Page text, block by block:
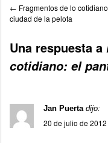
← Fragmentos de lo
ciudad de la pelota
Una respuesta a
cotidiano: el
Jan Puerta dijo:
20 de julio de